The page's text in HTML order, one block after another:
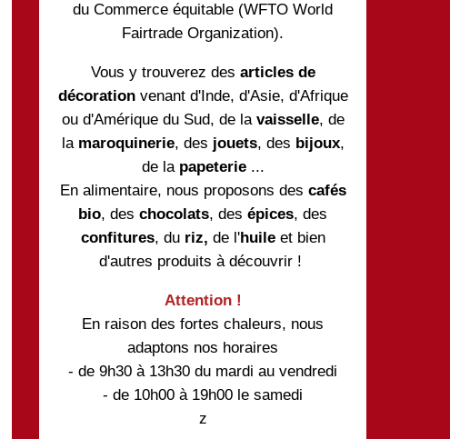
du Commerce équitable (WFTO World
Fairtrade Organization).
Vous y trouverez des articles de
décorationvenant d'Inde, d'Asie, d'Afrique
ou d'Amérique du Sud, de la vaisselle, de
la maroquinerie, des jouets, des bijoux,
de la papeterie...
En alimentaire, nous proposons des cafés
bio, des chocolats, des épices, des
confitures, duriz, de l'huileet bien
d'autres produits à découvrir !
Attention !
En raison des fortes chaleurs, nous
adaptons nos horaires
- de 9h30 à 13h30 du mardi au vendredi
- de 10h00 à 19h00 le samedi
z